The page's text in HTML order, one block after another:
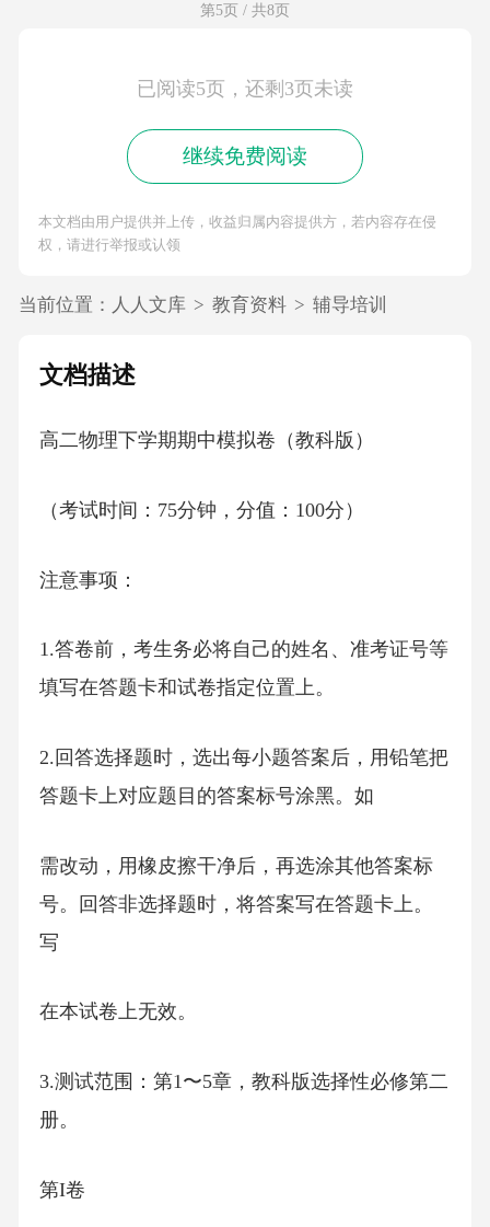
第5页 / 共8页
已阅读5页，还剩3页未读
继续免费阅读
本文档由用户提供并上传，收益归属内容提供方，若内容存在侵
权，请进行举报或认领
当前位置： 人人文库 > 教育资料 > 辅导培训
文档描述
高二物理下学期期中模拟卷（教科版）
（考试时间：75分钟，分值：100分）
注意事项：
1.答卷前，考生务必将自己的姓名、准考证号等
填写在答题卡和试卷指定位置上。
2.回答选择题时，选出每小题答案后，用铅笔把
答题卡上对应题目的答案标号涂黑。如
需改动，用橡皮擦干净后，再选涂其他答案标
号。回答非选择题时，将答案写在答题卡上。
写
在本试卷上无效。
3.测试范围：第1〜5章，教科版选择性必修第二
册。
第I卷